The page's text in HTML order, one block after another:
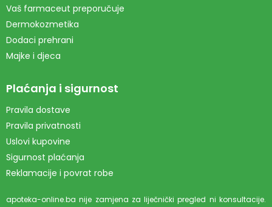
Vaš farmaceut preporučuje
Dermokozmetika
Dodaci prehrani
Majke i djeca
Plaćanja i sigurnost
Pravila dostave
Pravila privatnosti
Uslovi kupovine
Sigurnost plaćanja
Reklamacije i povrat robe
apoteka-online.ba nije zamjena za liječnički pregled ni konsultacije.